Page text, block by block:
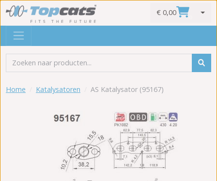
€ 0,00
Home Katalysatoren AS Katalysator (95167)